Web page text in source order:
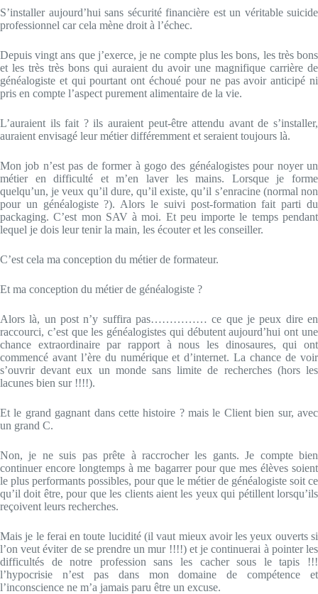
S’installer aujourd’hui sans sécurité financière est un véritable suicide
professionnel car cela mène droit à l’échec.
Depuis vingt ans que j’exerce, je ne compte plus les bons, les très bons
et les très très bons qui auraient du avoir une magnifique carrière de
généalogiste et qui pourtant ont échoué pour ne pas avoir anticipé ni
pris en compte l’aspect purement alimentaire de la vie.
L’auraient ils fait ? ils auraient peut-être attendu avant de s’installer,
auraient envisagé leur métier différemment et seraient toujours là.
Mon job n’est pas de former à gogo des généalogistes pour noyer un
métier en difficulté et m’en laver les mains. Lorsque je forme
quelqu’un, je veux qu’il dure, qu’il existe, qu’il s’enracine (normal non
pour un généalogiste ?). Alors le suivi post-formation fait parti du
packaging. C’est mon SAV à moi. Et peu importe le temps pendant
lequel je dois leur tenir la main, les écouter et les conseiller.
C’est cela ma conception du métier de formateur.
Et ma conception du métier de généalogiste ?
Alors là, un post n’y suffira pas…………… ce que je peux dire en
raccourci, c’est que les généalogistes qui débutent aujourd’hui ont une
chance extraordinaire par rapport à nous les dinosaures, qui ont
commencé avant l’ère du numérique et d’internet. La chance de voir
s’ouvrir devant eux un monde sans limite de recherches (hors les
lacunes bien sur !!!!).
Et le grand gagnant dans cette histoire ? mais le Client bien sur, avec
un grand C.
Non, je ne suis pas prête à raccrocher les gants. Je compte bien
continuer encore longtemps à me bagarrer pour que mes élèves soient
le plus performants possibles, pour que le métier de généalogiste soit ce
qu’il doit être, pour que les clients aient les yeux qui pétillent lorsqu’ils
reçoivent leurs recherches.
Mais je le ferai en toute lucidité (il vaut mieux avoir les yeux ouverts si
l’on veut éviter de se prendre un mur !!!!) et je continuerai à pointer les
difficultés de notre profession sans les cacher sous le tapis !!!
l’hypocrisie n’est pas dans mon domaine de compétence et
l’inconscience ne m’a jamais paru être un excuse.